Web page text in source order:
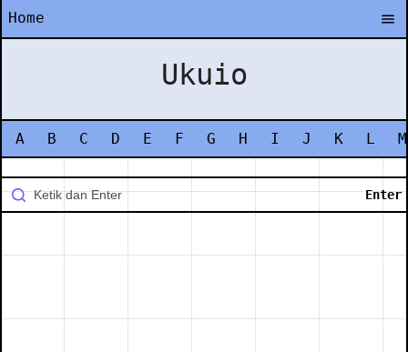
Home
Ukuio
A B C D E F G H I J K L M